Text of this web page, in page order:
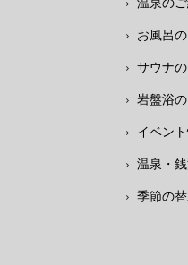
お風呂
サウナ
岩盤浴
イベン
温泉・
季節の